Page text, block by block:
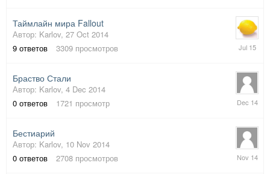
Таймлайн мира Fallout
Автор: Karlov, 27 Oct 2014
9 ответов 3309 просмотров
15
Браство Стали
Автор: Karlov, 4 Dec 2014
0 ответов 1721 просмотр
4
Бестиарий
Автор: Karlov, 10 Nov 2014
0 ответов 2708 просмотров
10